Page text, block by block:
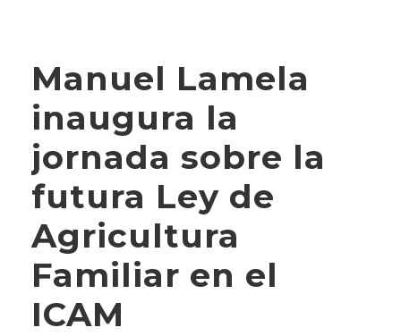
Manuel Lamela
inaugura la
jornada sobre la
futura Ley de
Agricultura
Familiar en el
ICAM